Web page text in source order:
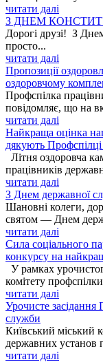
читати далі
З ДНЕМ
Дорогі друзі! З
просто...
читати далі
Пропозиції
оздоровчому
Профспілка
повідомляє, що на
читати далі
Найкраща оцінка
дякують
Літня оздоровча
працівників
читати далі
З Днем державної
Шановні колеги,
святом — Днем
читати далі
Сила соціального
конкурсу на
У рамках
комітету
читати далі
Урочисте
служби
Київський міський
державних установ
читати далі